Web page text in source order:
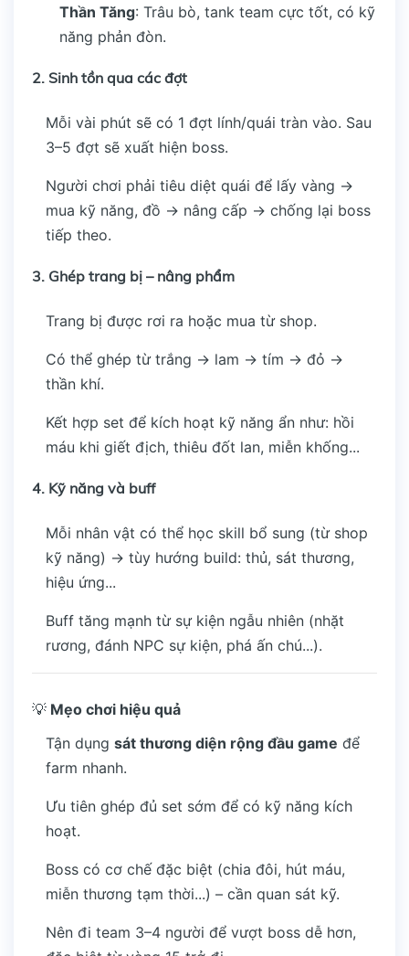
Thần Tăng: Trâu bò, tank team cực tốt, có kỹ
năng phản đòn.
2. Sinh tồn qua các đợt
Mỗi vài phút sẽ có 1 đợt lính/quái tràn vào. Sau
3–5 đợt sẽ xuất hiện boss.
Người chơi phải tiêu diệt quái để lấy vàng →
mua kỹ năng, đồ → nâng cấp → chống lại boss
tiếp theo.
3. Ghép trang bị – nâng phẩm
Trang bị được rơi ra hoặc mua từ shop.
Có thể ghép từ trắng → lam → tím → đỏ →
thần khí.
Kết hợp set để kích hoạt kỹ năng ẩn như: hồi
máu khi giết địch, thiêu đốt lan, miễn khống...
4. Kỹ năng và buff
Mỗi nhân vật có thể học skill bổ sung (từ shop
kỹ năng) → tùy hướng build: thủ, sát thương,
hiệu ứng...
Buff tăng mạnh từ sự kiện ngẫu nhiên (nhặt
rương, đánh NPC sự kiện, phá ấn chú...).
💡 Mẹo chơi hiệu quả
Tận dụng sát thương diện rộng đầu game để
farm nhanh.
Ưu tiên ghép đủ set sớm để có kỹ năng kích
hoạt.
Boss có cơ chế đặc biệt (chia đôi, hút máu,
miễn thương tạm thời...) – cần quan sát kỹ.
Nên đi team 3–4 người để vượt boss dễ hơn,